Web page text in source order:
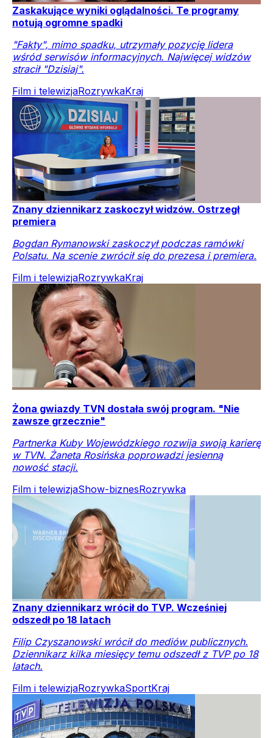
Zaskakujące wyniki oglądalności. Te programy
notują ogromne spadki
"Fakty", mimo spadku, utrzymały pozycję lidera
wśród serwisów informacyjnych. Najwięcej widzów
stracił "Dzisiaj".
Film i telewizjaRozrywkaKraj
Znany dziennikarz zaskoczył widzów. Ostrzegł
premiera
Bogdan Rymanowski zaskoczył podczas ramówki
Polsatu. Na scenie zwrócił się do prezesa i premiera.
Film i telewizjaRozrywkaKraj
Żona gwiazdy TVN dostała swój program. "Nie
zawsze grzecznie"
Partnerka Kuby Wojewódzkiego rozwija swoją karierę
w TVN. Żaneta Rosińska poprowadzi jesienną
nowość stacji.
Film i telewizjaShow-biznesRozrywka
Znany dziennikarz wrócił do TVP. Wcześniej
odszedł po 18 latach
Filip Czyszanowski wrócił do mediów publicznych.
Dziennikarz kilka miesięcy temu odszedł z TVP po 18
latach.
Film i telewizjaRozrywkaSportKraj